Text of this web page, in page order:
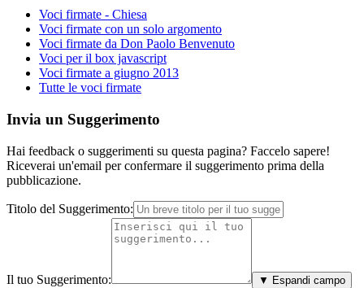
Voci firmate - Chiesa
Voci firmate con un solo argomento
Voci firmate da Don Paolo Benvenuto
Voci per il box javascript
Voci firmate a giugno 2013
Tutte le voci firmate
Invia un Suggerimento
Hai feedback o suggerimenti su questa pagina? Faccelo sapere!
Riceverai un'email per confermare il suggerimento prima della
pubblicazione.
Titolo del Suggerimento:
Il tuo Suggerimento: ▼ Espandi campo